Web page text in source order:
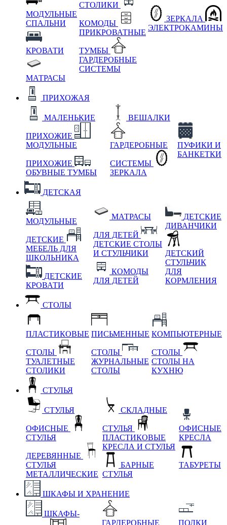
МОДУЛЬНЫЕ
СПАЛЬНИ
КРОВАТИ
МАТРАСЫ
СТОЛИКИ
КОМОДЫ
ПРИКРОВАТНЫЕ
ТУМБЫ
ГАРДЕРОБНЫЕ
СИСТЕМЫ
ЗЕРКАЛА
ЭЛЕКТРОКАМИНЫ
ПРИХОЖАЯ
МАЛЕНЬКИЕ
ПРИХОЖИЕ
МОДУЛЬНЫЕ
ПРИХОЖИЕ
ОБУВНЫЕ ТУМБЫ
ВЕШАЛКИ
ГАРДЕРОБНЫЕ
СИСТЕМЫ
ЗЕРКАЛА
ПУФИКИ И
БАНКЕТКИ
ДЕТСКАЯ
МОДУЛЬНЫЕ
ДЕТСКИЕ
МЕБЕЛЬ ДЛЯ
ШКОЛЬНИКА
ДЕТСКИЕ
КРОВАТИ
МАТРАСЫ
ДЛЯ ДЕТЕЙ
ДЕТСКИЕ СТОЛЫ
И СТУЛЬЧИКИ
КОМОДЫ
ДЛЯ ДЕТЕЙ
ДЕТСКИЕ
ДИВАНЧИКИ
ДЕТСКИЙ
СТУЛЬЧИК
ДЛЯ
КОРМЛЕНИЯ
СТОЛЫ
ПЛАСТИКОВЫЕ
СТОЛЫ
ТУАЛЕТНЫЕ
СТОЛИКИ
ПИСЬМЕННЫЕ
СТОЛЫ
ЖУРНАЛЬНЫЕ
СТОЛЫ
КОМПЬЮТЕРНЫЕ
СТОЛЫ
СТОЛЫ НА
КУХНЮ
СТУЛЬЯ
СТУЛЬЯ
ОФИСНЫЕ
СТУЛЬЯ
ДЕРЕВЯННЫЕ
СТУЛЬЯ
МЕТАЛЛИЧЕСКИЕ
СКЛАДНЫЕ
СТУЛЬЯ
ПЛАСТИКОВЫЕ
КРЕСЛА И СТУЛЬЯ
БАРНЫЕ
СТУЛЬЯ
ОФИСНЫЕ
КРЕСЛА
ТАБУРЕТЫ
ШКАФЫ И ХРАНЕНИЕ
ШКАФЫ-
ГАРДЕРОБНЫЕ
ПОЛКИ